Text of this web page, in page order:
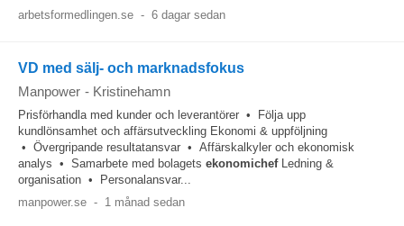
arbetsformedlingen.se - 6 dagar sedan
VD med sälj- och marknadsfokus
Manpower - Kristinehamn
Prisförhandla med kunder och leverantörer • Följa upp
kundlönsamhet och affärsutveckling Ekonomi & uppföljning
• Övergripande resultatansvar • Affärskalkyler och ekonomisk
analys • Samarbete med bolagets ekonomichefLedning &
organisation • Personalansvar...
manpower.se - 1 månad sedan